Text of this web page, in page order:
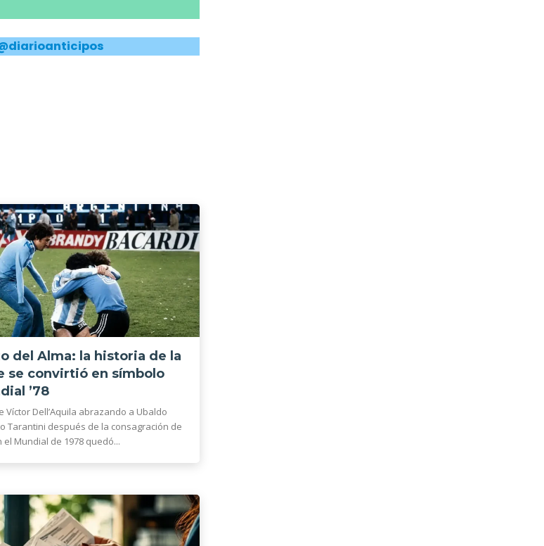
del Alma: la historia de la
se convirtió en símbolo
’78
Víctor Dell’Aquila abrazando a Ubaldo
Tarantini después de la consagración de
el Mundial de 1978 quedó...